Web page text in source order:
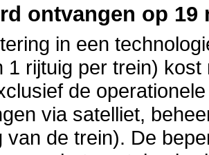
ontvangen op 19
in een
1 rijtuig per trein)
de
via satelliet,
van de trein). De